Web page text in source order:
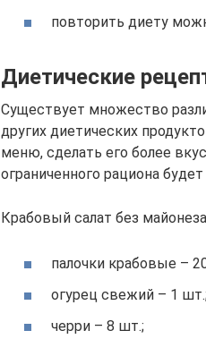
повторить диету
Диетические
Существует множество
других диетических
меню, сделать его более
ограниченного рациона
Крабовый салат без
палочки крабовые –
огурец свежий – 1
черри – 8 шт.;